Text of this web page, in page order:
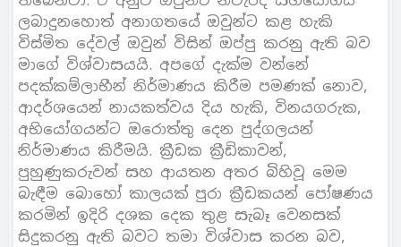
ලබාදුනහොත් අනාගතයේ ඔවුන්ට කළ හැකි
විස්මිත දේවල් ඔවුන් විසින් ඔප්පු කරනු ඇති බව
මාගේ විශ්වාසයයි. අපගේ දැක්ම වන්නේ
පදක්කම්ලාභීන් නිර්මාණය කිරීම පමණක් නොව,
ආදර්ශයෙන් නායකත්වය දිය හැකි, විනයගරුක,
අභියෝගයන්ට ඔරොත්තු දෙන පුද්ගලයන්
නිර්මාණය කිරීමයි. ක්‍රීඩක ක්‍රීඩිකාවන්,
පුහුණුකරුවන් සහ ආයතන අතර බිහිවූ මෙම
බැඳීම බොහෝ කාලයක් පුරා ක්‍රීඩකයන් පෝෂණය
කරමින් ඉදිරි දශක දෙක තුළ සැබෑ වෙනසක්
සිදුකරනු ඇති බවට තමා විශ්වාස කරන බව,